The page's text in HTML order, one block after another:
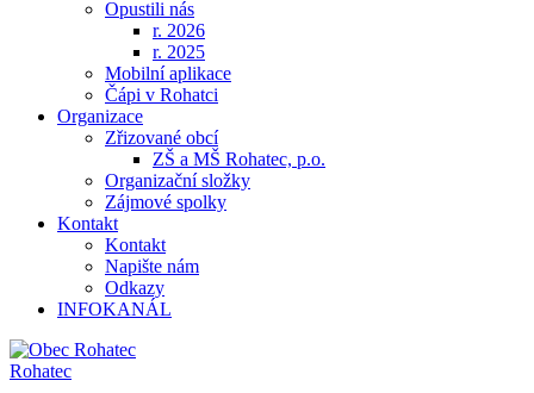
Opustili nás
r. 2026
r. 2025
Mobilní aplikace
Čápi v Rohatci
Organizace
Zřizované obcí
ZŠ a MŠ Rohatec, p.o.
Organizační složky
Zájmové spolky
Kontakt
Kontakt
Napište nám
Odkazy
INFOKANÁL
Rohatec